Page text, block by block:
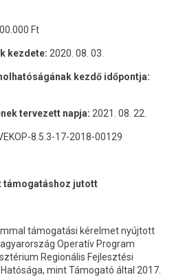
Ft
kezdete: 2020. 08. 03.
kezdő időpontja:
tervezett napja: 2021. 08. 22.
8.5.3-17-2018-00129
támogatáshoz jutott
támogatási kérelmet nyújtott
Operatív Program
Regionális Fejlesztési
mint Támogató által 2017.